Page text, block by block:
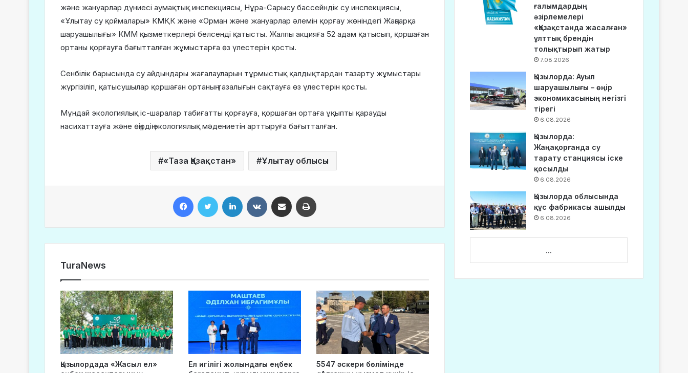
және жануарлар дүниесі аумақтық инспекциясы, Нұра-Сарысу бассейндік су инспекциясы,
«Ұлытау су қоймалары» КМҚК және «Орман және жануарлар әлемін қорғау жөніндегі Жаңаарқа
шаруашылығы» КММ қызметкерлері белсенді қатысты. Жалпы акцияға 52 адам қатысып, қоршаған
ортаны қорғауға бағытталған жұмыстарға өз үлестерін қосты.
Сенбілік барысында су айдындары жағалауларын тұрмыстық қалдықтардан тазарту жұмыстары
жүргізіліп, қатысушылар қоршаған ортаның тазалығын сақтауға өз үлестерін қосты.
Мұндай экологиялық іс-шаралар табиғатты қорғауға, қоршаған ортаға ұқыпты қарауды
насихаттауға және өңірдің экологиялық мәдениетін арттыруға бағытталған.
«Таза Қазақстан» Ұлытау облысы
TuraNews
Қызылордада «Жасыл ел»
Ел игілігі жолындағы еңбек
5547 әскери бөлімінде
ғалымдардың
әзірлемелері
«Қазақстанда жасалған»
ұлттық брендін
толықтырып жатыр
7.08.2026
Қызылорда: Ауыл
шаруашылығы – өңір
экономикасының негізгі
тірегі
6.08.2026
Қызылорда:
Жаңақорғанда су
тарату станциясы іске
қосылды
6.08.2026
Қызылорда облысында
құс фабрикасы ашылды
6.08.2026
...